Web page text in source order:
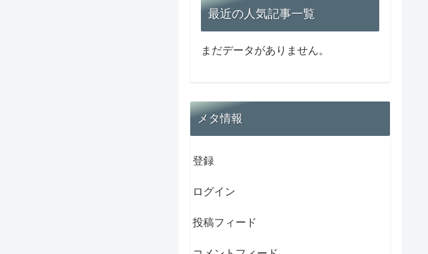
最近の人気記事一覧
まだデータがありません。
メタ情報
登録
ログイン
投稿フィード